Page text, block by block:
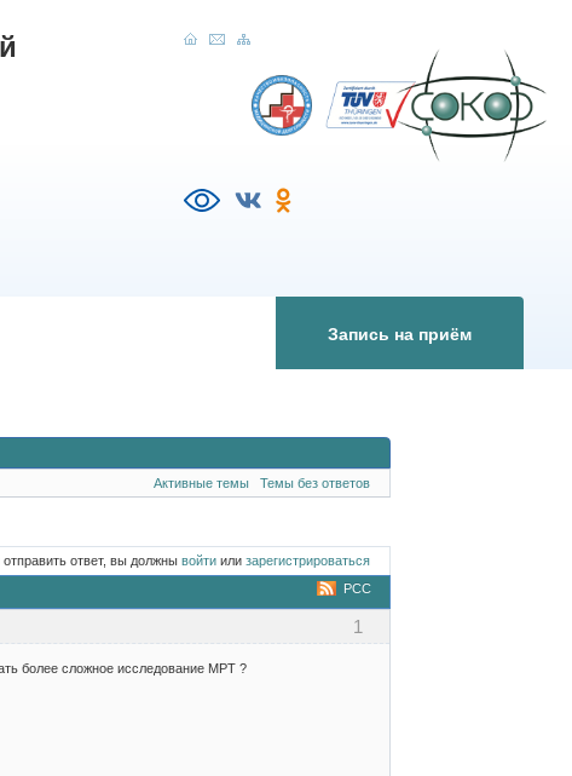
Запись на приём
Активные темы Темы без ответов
ответ, вы должнывойти илизарегистрироваться
РСС
1
более сложное исследование МРТ ?